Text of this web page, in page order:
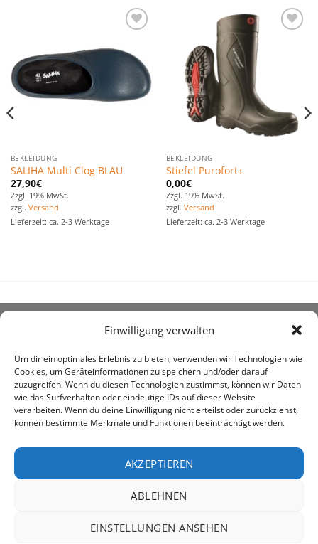
Einwilligung verwalten
Um dir ein optimales Erlebnis zu bieten, verwenden wir Technologien wie
Cookies, um Geräteinformationen zu speichern und/oder darauf
zuzugreifen. Wenn du diesen Technologien zustimmst, können wir Daten
wie das Surfverhalten oder eindeutige IDs auf dieser Website
verarbeiten. Wenn du deine Einwilligung nicht erteilst oder zurückziehst,
können bestimmte Merkmale und Funktionen beeinträchtigt werden.
AKZEPTIEREN
ABLEHNEN
EINSTELLUNGEN ANSEHEN
Favoriten
hinzufügen
BEKLEIDUNG
SALIHA Multi Clog BLAU
27,90€
Zzgl. 19% MwSt.
zzgl. Versand
Lieferzeit: ca. 2-3 Werktage
hinzufügen
BEKLEIDUNG
Stiefel Purofort+
0,00€
Zzgl. 19% MwSt.
zzgl. Versand
Lieferzeit: ca. 2-3 Werktage
um den Kauf landwirtschaftlicher Bedarfsartikel geht.